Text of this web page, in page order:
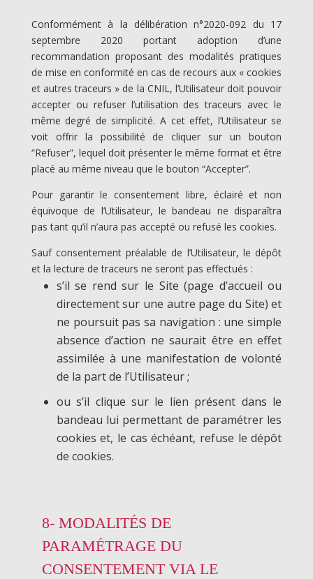
Conformément à la délibération n°2020-092 du 17
septembre 2020 portant adoption d’une
recommandation proposant des modalités pratiques
de mise en conformité en cas de recours aux « cookies
et autres traceurs » de la CNIL, l’Utilisateur doit pouvoir
accepter ou refuser l’utilisation des traceurs avec le
même degré de simplicité. A cet effet, l’Utilisateur se
voit offrir la possibilité de cliquer sur un bouton
“Refuser”, lequel doit présenter le même format et être
placé au même niveau que le bouton “Accepter”.
Pour garantir le consentement libre, éclairé et non
équivoque de l’Utilisateur, le bandeau ne disparaîtra
pas tant qu’il n’aura pas accepté ou refusé les cookies.
Sauf consentement préalable de l’Utilisateur, le dépôt
et la lecture de traceurs ne seront pas effectués :
s’il se rend sur le Site (page d’accueil ou
directement sur une autre page du Site) et
ne poursuit pas sa navigation : une simple
absence d’action ne saurait être en effet
assimilée à une manifestation de volonté
de la part de l’Utilisateur ;
ou s’il clique sur le lien présent dans le
bandeau lui permettant de paramétrer les
cookies et, le cas échéant, refuse le dépôt
de cookies.
8- MODALITÉS DE
PARAMÉTRAGE DU
CONSENTEMENT VIA LE